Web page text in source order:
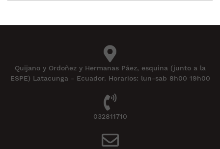
Quijano y Ordoñez y Hermanas Páez, esquina (junto a la
ESPE) Latacunga - Ecuador. Horarios: lun-sab 8h00 19h00
032811710